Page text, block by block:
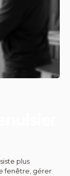
plus
fenêtre, gérer